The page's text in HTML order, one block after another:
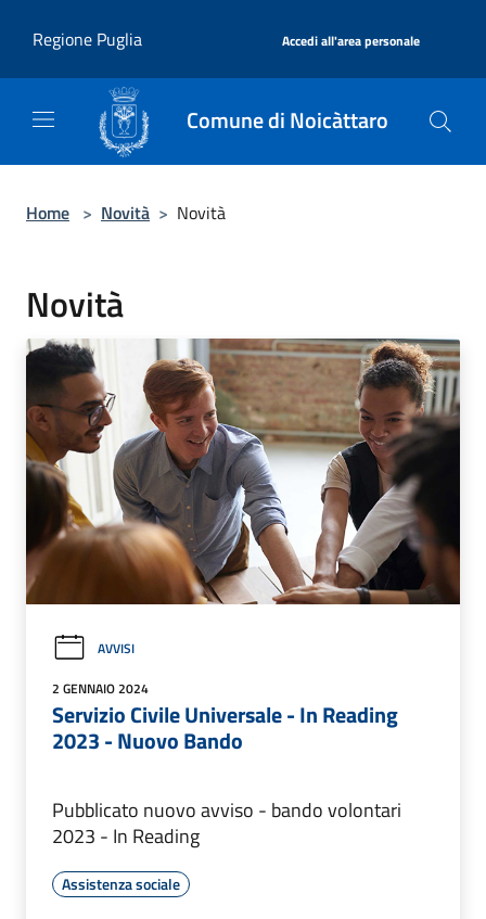
Regione Puglia
Accedi all'area personale
Comune di Noicàttaro
Home > Novità > Novità
Novità
AVVISI
2 GENNAIO 2024
Servizio Civile Universale - In Reading
2023 - Nuovo Bando
Pubblicato nuovo avviso - bando volontari
2023 - In Reading
Assistenza sociale